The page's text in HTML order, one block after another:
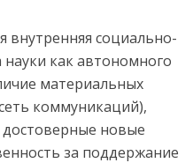
со­циально-
науки как автономного
материальных
коммуникаций),
новые
за поддержание